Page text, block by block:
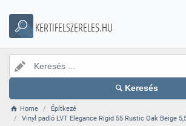
KERTIFELSZERELES.HU
Keresés
Home
Építkezé
Vinyl padló LVT Elegance Rigid 55 Rustic Oak Beige